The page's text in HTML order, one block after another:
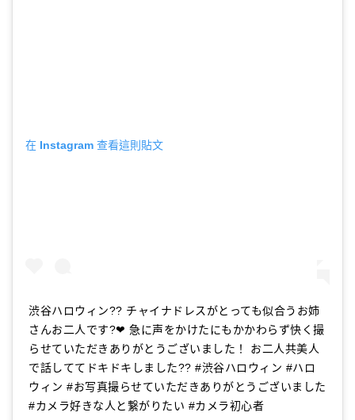
在 Instagram 查看這則貼文
渋谷ハロウィン?? チャイナドレスがとっても似合うお姉
さんお二人です?❤ 急に声をかけたにもかかわらず快く撮
らせていただきありがとうございました！ お二人共美人
で話しててドキドキしました?? #渋谷ハロウィン #ハロ
ウィン #お写真撮らせていただきありがとうございました
#カメラ好きな人と繋がりたい #カメラ初心者